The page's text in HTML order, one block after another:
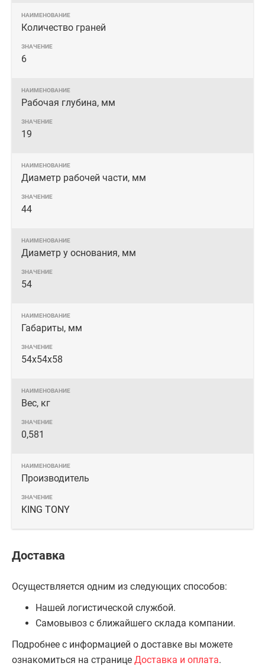
Количество граней
6
Рабочая глубина, мм
19
Диаметр рабочей части, мм
44
Диаметр у основания, мм
54
Габариты, мм
54х54х58
Вес, кг
0,581
Производитель
KING TONY
Доставка
Осуществляется одним из следующих способов:
Нашей логистической службой.
Самовывоз с ближайшего склада компании.
Подробнее с информацией о доставке вы можете
ознакомиться на странице Доставка и оплата.